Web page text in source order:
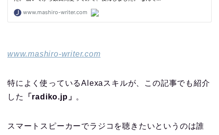
www.mashiro-writer.com
特によく使っているAlexaスキルが、この記事でも紹介
した
「radiko.jp」 。
スマートスピーカーでラジコを聴きたいというのは誰